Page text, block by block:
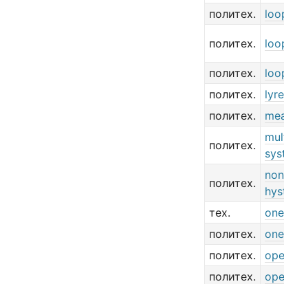
политех.
политех.
политех.
политех.
политех.
политех.
политех.
тех.
политех.
политех.
политех.